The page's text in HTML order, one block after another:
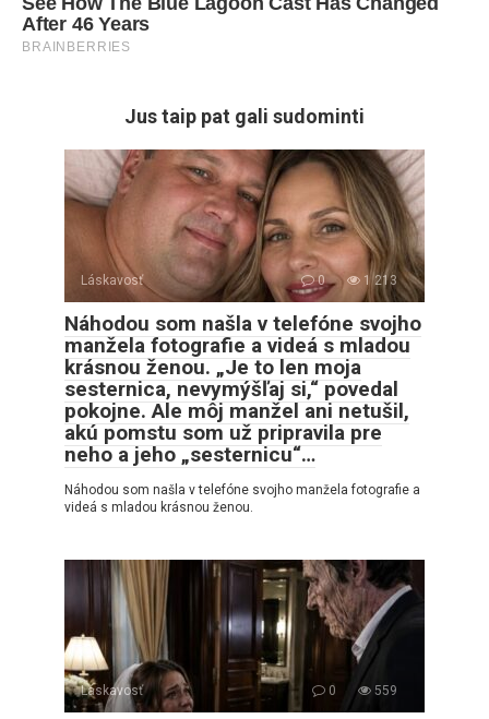
Jus taip pat gali sudominti
Láskavosť 0 1 213
Náhodou som našla v telefóne svojho
manžela fotografie a videá s mladou
krásnou ženou. „Je to len moja
sesternica, nevymýšľaj si,“ povedal
pokojne. Ale môj manžel ani netušil,
akú pomstu som už pripravila pre
neho a jeho „sesternicu“…
Náhodou som našla v telefóne svojho manžela fotografie a
videá s mladou krásnou ženou.
Láskavosť 0 559